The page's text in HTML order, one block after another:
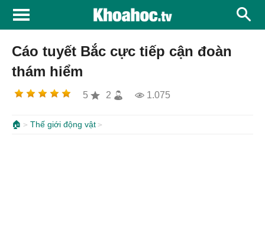
Cáo tuyết Bắc cực tiếp cận đoàn
thám hiểm
5 2 1.075
🏠 Thế giới động vật